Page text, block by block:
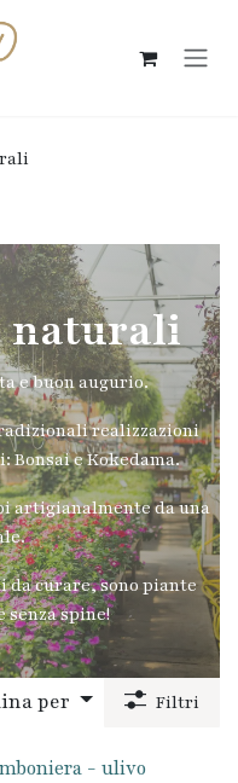
naturali
e buon augurio.
realizzazioni
e Kokedama.
artigianalmente da una
da curare, sono piante
senza spine!
per Filtri
- ulivo